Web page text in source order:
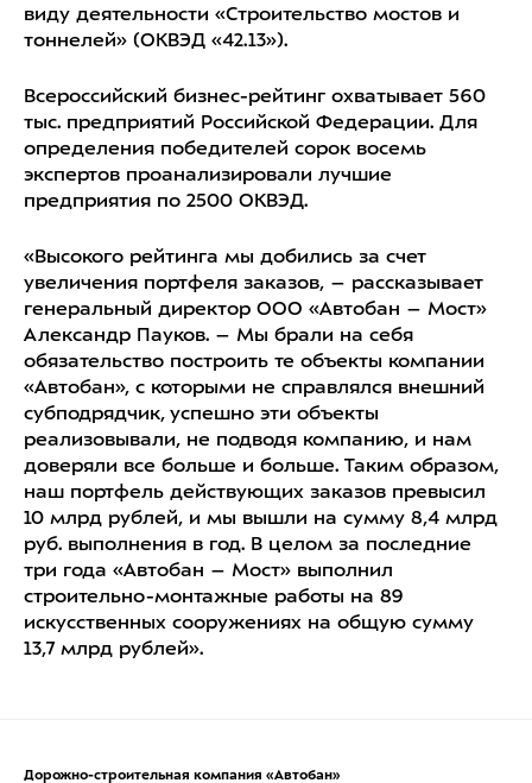
виду деятельности «Строительство мостов и
тоннелей» (ОКВЭД «42.13»).
Всероссийский бизнес-рейтинг охватывает 560
тыс. предприятий Российской Федерации. Для
определения победителей сорок восемь
экспертов проанализировали лучшие
предприятия по 2500 ОКВЭД.
«Высокого рейтинга мы добились за счет
увеличения портфеля заказов, – рассказывает
генеральный директор ООО «Автобан – Мост»
Александр Пауков. – Мы брали на себя
обязательство построить те объекты компании
«Автобан», с которыми не справлялся внешний
субподрядчик, успешно эти объекты
реализовывали, не подводя компанию, и нам
доверяли все больше и больше. Таким образом,
наш портфель действующих заказов превысил
10 млрд рублей, и мы вышли на сумму 8,4 млрд
руб. выполнения в год. В целом за последние
три года «Автобан – Мост» выполнил
строительно-монтажные работы на 89
искусственных сооружениях на общую сумму
13,7 млрд рублей».
Дорожно-строительная компания «Автобан»